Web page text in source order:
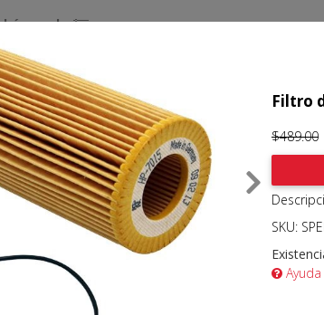
Filtro
$489.00
SKU:
Ayuda